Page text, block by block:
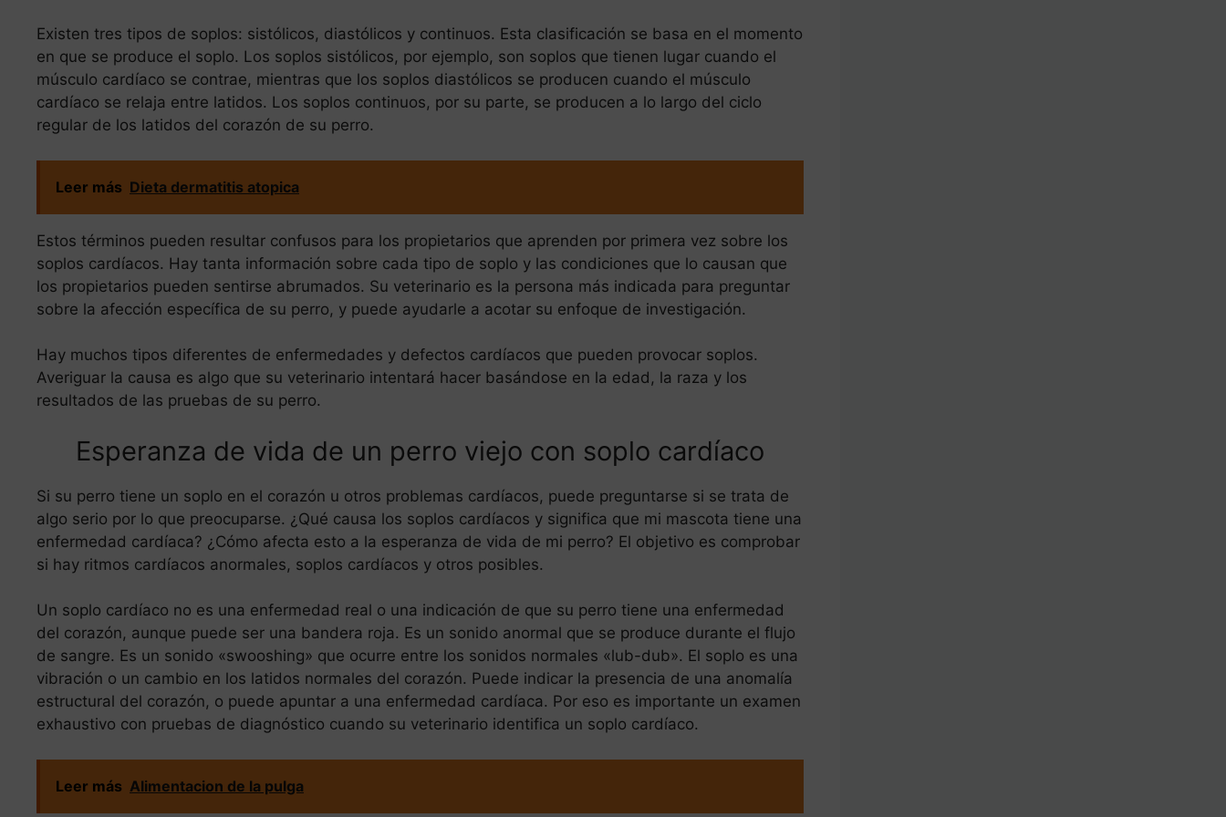
Existen tres tipos de soplos: sistólicos, diastólicos y continuos. Esta clasificación se basa en el momento
en que se produce el soplo. Los soplos sistólicos, por ejemplo, son soplos que tienen lugar cuando el
músculo cardíaco se contrae, mientras que los soplos diastólicos se producen cuando el músculo
cardíaco se relaja entre latidos. Los soplos continuos, por su parte, se producen a lo largo del ciclo
regular de los latidos del corazón de su perro.
Leer más Dieta dermatitis atopica
Estos términos pueden resultar confusos para los propietarios que aprenden por primera vez sobre los
soplos cardíacos. Hay tanta información sobre cada tipo de soplo y las condiciones que lo causan que
los propietarios pueden sentirse abrumados. Su veterinario es la persona más indicada para preguntar
sobre la afección específica de su perro, y puede ayudarle a acotar su enfoque de investigación.
Hay muchos tipos diferentes de enfermedades y defectos cardíacos que pueden provocar soplos.
Averiguar la causa es algo que su veterinario intentará hacer basándose en la edad, la raza y los
resultados de las pruebas de su perro.
Esperanza de vida de un perro viejo con soplo cardíaco
Si su perro tiene un soplo en el corazón u otros problemas cardíacos, puede preguntarse si se trata de
algo serio por lo que preocuparse. ¿Qué causa los soplos cardíacos y significa que mi mascota tiene una
enfermedad cardíaca? ¿Cómo afecta esto a la esperanza de vida de mi perro? El objetivo es comprobar
si hay ritmos cardíacos anormales, soplos cardíacos y otros posibles.
Un soplo cardíaco no es una enfermedad real o una indicación de que su perro tiene una enfermedad
del corazón, aunque puede ser una bandera roja. Es un sonido anormal que se produce durante el flujo
de sangre. Es un sonido «swooshing» que ocurre entre los sonidos normales «lub-dub». El soplo es una
vibración o un cambio en los latidos normales del corazón. Puede indicar la presencia de una anomalía
estructural del corazón, o puede apuntar a una enfermedad cardíaca. Por eso es importante un examen
exhaustivo con pruebas de diagnóstico cuando su veterinario identifica un soplo cardíaco.
Leer más Alimentacion de la pulga